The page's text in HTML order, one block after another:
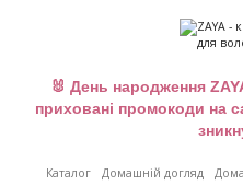
🐰 День народження
приховані промокоди на
Каталог Домашній догляд